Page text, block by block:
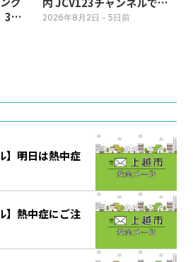
3日
日毎朝表示
2026年8月2日 - 5日前
】明日は熱中症
】熱中症にご注